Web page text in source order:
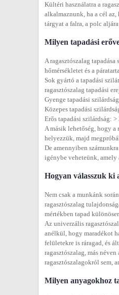
Kültéri használatra a
alkalmaznunk, ha a cél
tárgyat a falra, a polc
Milyen tapadási
A ragasztószalag
hőmérsékletet és a
Sok gyártó a tapadási
ragasztószalag tapadási
Gyenge tapadási
Közepes tapadási
Erős tapadási szilárdság:
A másik lehetőség, hogy
helyezzük, majd
De amennyiben
igénybe veheteünk, amely
Hogyan válasszuk ki
Nem csak a munkánk
ragasztószalag
mértékben tapad
Az univerzális
anélkül, hogy maradékot
felületekre is ráragad, és
ragasztószalag, más
ragasztószalagokról sem,
Milyen anyagokhoz